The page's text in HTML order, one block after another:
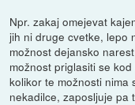
Npr. zakaj omejevat
jih ni druge cvetke, lepo
možnost dejansko
možnost priglasiti se
kolikor te možnosti nima
nekadilce, zaposljuje pa